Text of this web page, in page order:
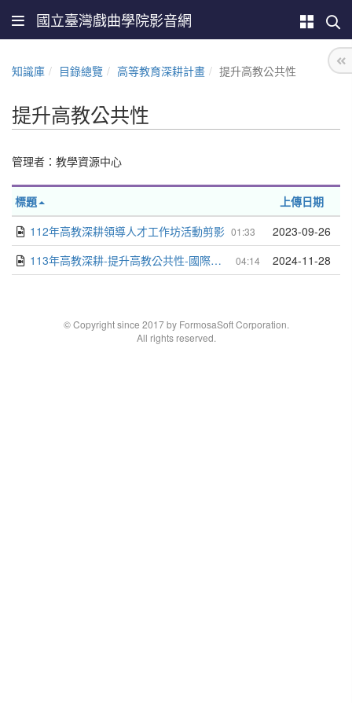
國立臺灣戲曲學院影音網
知識庫 目錄總覽 高等教育深耕計畫 提升高教公共性
提升高教公共性
管理者：教學資源中心
標題 上傳日期
01:33
112年高教深耕領導人才工作坊活動剪影 2023-09-26
04:14
113年高教深耕-提升高教公共性-國際戲曲研討會-2024年戲曲國際學術研討會暨跨文化國際交流工作坊 2024-11-28
© Copyright since 2017 by FormosaSoft Corporation.
All rights reserved.